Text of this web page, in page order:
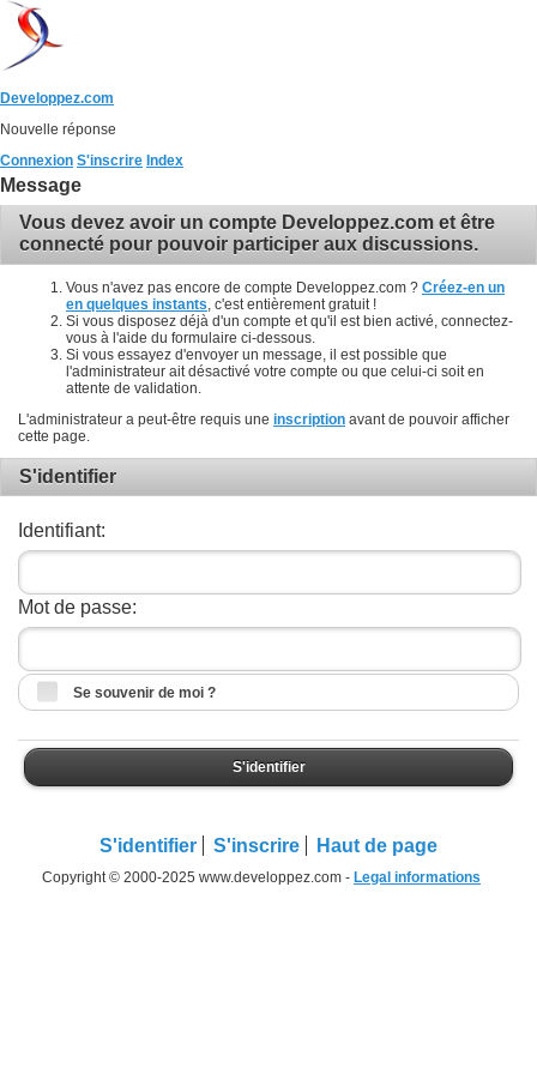
Developpez.com
Nouvelle réponse
Connexion S'inscrire Index
Message
Vous devez avoir un compte Developpez.com et être
connecté pour pouvoir participer aux discussions.
Vous n'avez pas encore de compte Developpez.com ? Créez-en un
en quelques instants , c'est entièrement gratuit !
Si vous disposez déjà d'un compte et qu'il est bien activé, connectez-
vous à l'aide du formulaire ci-dessous.
Si vous essayez d'envoyer un message, il est possible que
l'administrateur ait désactivé votre compte ou que celui-ci soit en
attente de validation.
L'administrateur a peut-être requis une inscription avant de pouvoir afficher
cette page.
S'identifier
Identifiant:
Mot de passe:
Se souvenir de moi ?
S'identifier
S'identifier S'inscrire Haut de page
Copyright © 2000-2025 www.developpez.com - Legal informations